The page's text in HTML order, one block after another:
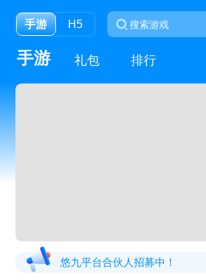
手游 H5
手游 礼包 排行
悠九平台合伙人招募中！